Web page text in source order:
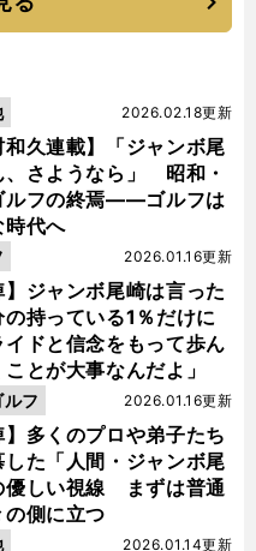
和久連載】「ジャンボ尾
、さようなら」 昭和・
ルフの終焉――ゴルフは
時代へ
2026.02.18更新
】ジャンボ尾崎は言った
の持っている1％だけに
イドと信念をもって歩ん
とが大事なんだよ」
2026.01.16更新
】多くのプロや弟子たち
した「人間・ジャンボ尾
優しい視線 まずは普通
の側に立つ
2026.01.16更新
フ
2026.01.14更新